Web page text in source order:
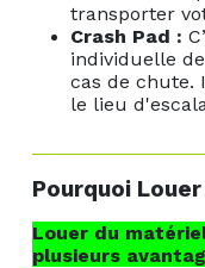
transporter
Crash Pad :
individuelle
cas de chute.
le lieu
Pourquoi
Louer du
plusieurs